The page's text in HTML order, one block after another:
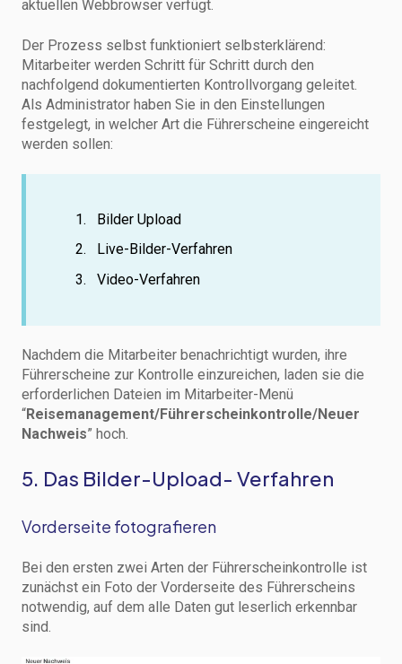
aktuellen Webbrowser verfügt.
Der Prozess selbst funktioniert selbsterklärend:
Mitarbeiter werden Schritt für Schritt durch den
nachfolgend dokumentierten Kontrollvorgang geleitet.
Als Administrator haben Sie in den Einstellungen
festgelegt, in welcher Art die Führerscheine eingereicht
werden sollen:
Bilder Upload
Live-Bilder-Verfahren
Video-Verfahren
Nachdem die Mitarbeiter benachrichtigt wurden, ihre
Führerscheine zur Kontrolle einzureichen, laden sie die
erforderlichen Dateien im Mitarbeiter-Menü
“Reisemanagement/Führerscheinkontrolle/Neuer
Nachweis” hoch.
5. Das Bilder-Upload- Verfahren
Vorderseite fotografieren
Bei den ersten zwei Arten der Führerscheinkontrolle ist
zunächst ein Foto der Vorderseite des Führerscheins
notwendig, auf dem alle Daten gut leserlich erkennbar
sind.